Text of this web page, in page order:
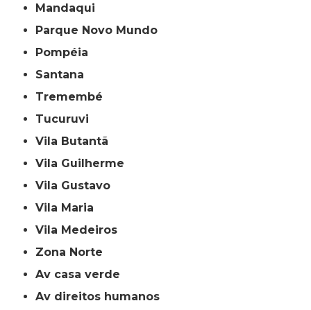
Mandaqui
Parque Novo Mundo
Pompéia
Santana
Tremembé
Tucuruvi
Vila Butantã
Vila Guilherme
Vila Gustavo
Vila Maria
Vila Medeiros
Zona Norte
av casa verde
av direitos humanos